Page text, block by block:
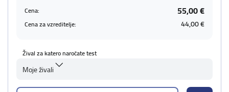
Cena: 55,00 €
Cena za vzreditelje: 44,00 €
Žival za katero naročate test
Moje živali